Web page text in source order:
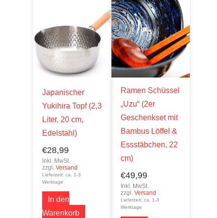
Japanischer
Yukihira Topf (2,3
Liter, 20 cm,
Edelstahl)
€28,99
Inkl. MwSt.
zzgl.Versand
Lieferzeit: ca. 1-3
Werktage
In den
Warenkorb
Ramen Schüssel
„Uzu“ (2er
Geschenkset mit
Bambus Löffel &
Essstäbchen, 22
cm)
€49,99
Inkl. MwSt.
zzgl.Versand
Lieferzeit: ca. 1-3
Werktage